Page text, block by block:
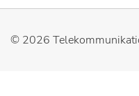
© 2026